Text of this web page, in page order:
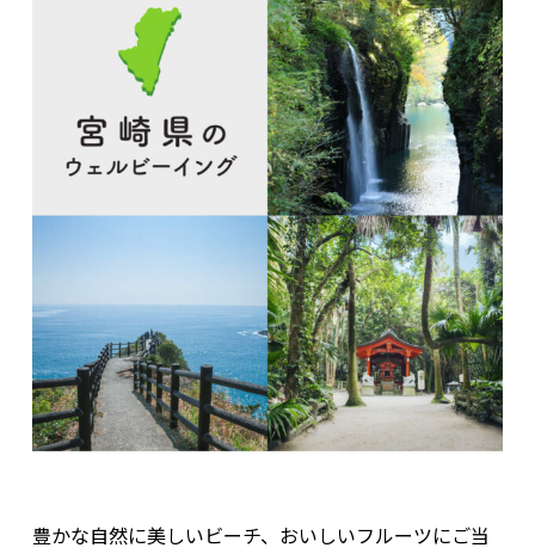
豊かな自然に美しいビーチ、おいしいフルーツにご当